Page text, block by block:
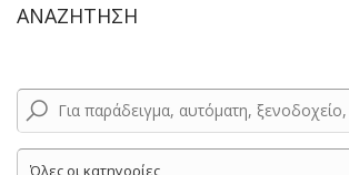
ΑΝΑΖΗΤΗΣΗ